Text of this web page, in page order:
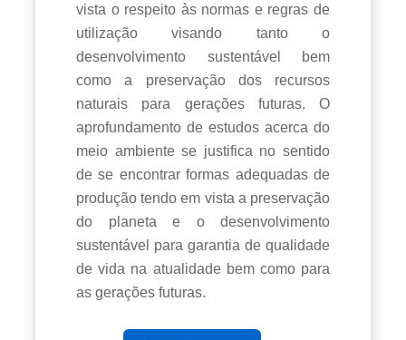
vista o respeito às normas e regras de
utilização visando tanto o
desenvolvimento sustentável bem
como a preservação dos recursos
naturais para gerações futuras. O
aprofundamento de estudos acerca do
meio ambiente se justifica no sentido
de se encontrar formas adequadas de
produção tendo em vista a preservação
do planeta e o desenvolvimento
sustentável para garantia de qualidade
de vida na atualidade bem como para
as gerações futuras.